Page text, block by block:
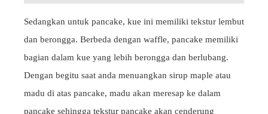
Sedangkan untuk pancake, kue ini memiliki tekstur lembut
dan berongga. Berbeda dengan waffle, pancake memiliki
bagian dalam kue yang lebih berongga dan berlubang.
Dengan begitu saat anda menuangkan sirup maple atau
madu di atas pancake, madu akan meresap ke dalam
pancake sehingga tekstur pancake akan cenderung